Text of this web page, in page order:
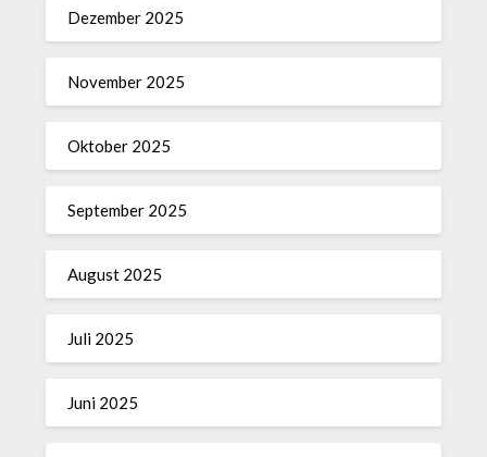
Dezember 2025
November 2025
Oktober 2025
September 2025
August 2025
Juli 2025
Juni 2025